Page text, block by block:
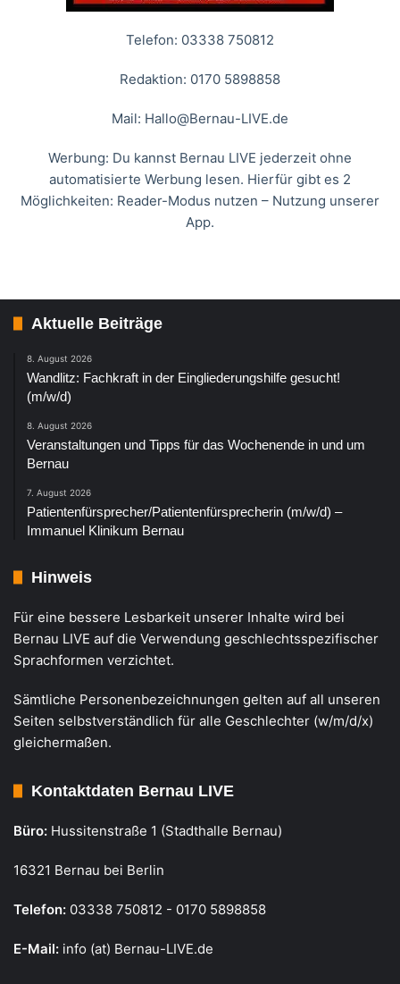
Telefon: 03338 750812
Redaktion: 0170 5898858
Mail: Hallo@Bernau-LIVE.de
Werbung: Du kannst Bernau LIVE jederzeit ohne
automatisierte Werbung lesen. Hierfür gibt es 2
Möglichkeiten: Reader-Modus nutzen – Nutzung unserer
App.
Aktuelle Beiträge
8. August 2026
Wandlitz: Fachkraft in der Eingliederungshilfe gesucht!
(m/w/d)
8. August 2026
Veranstaltungen und Tipps für das Wochenende in und um
Bernau
7. August 2026
Patientenfürsprecher/Patientenfürsprecherin (m/w/d) –
Immanuel Klinikum Bernau
Hinweis
Für eine bessere Lesbarkeit unserer Inhalte wird bei
Bernau LIVE auf die Verwendung geschlechtsspezifischer
Sprachformen verzichtet.
Sämtliche Personenbezeichnungen gelten auf all unseren
Seiten selbstverständlich für alle Geschlechter (w/m/d/x)
gleichermaßen.
Kontaktdaten Bernau LIVE
Büro: Hussitenstraße 1 (Stadthalle Bernau)
16321 Bernau bei Berlin
Telefon: 03338 750812 - 0170 5898858
E-Mail: info (at) Bernau-LIVE.de